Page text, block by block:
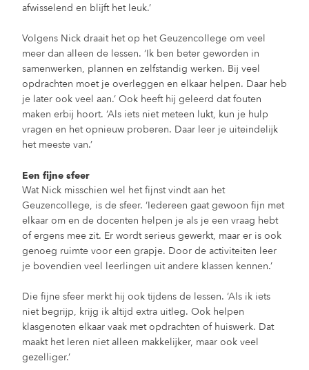
afwisselend en blijft het leuk.’
Volgens Nick draait het op het Geuzencollege om veel
meer dan alleen de lessen. ‘Ik ben beter geworden in
samenwerken, plannen en zelfstandig werken. Bij veel
opdrachten moet je overleggen en elkaar helpen. Daar heb
je later ook veel aan.’ Ook heeft hij geleerd dat fouten
maken erbij hoort. ‘Als iets niet meteen lukt, kun je hulp
vragen en het opnieuw proberen. Daar leer je uiteindelijk
het meeste van.’
Een fijne sfeer
Wat Nick misschien wel het fijnst vindt aan het
Geuzencollege, is de sfeer. ‘Iedereen gaat gewoon fijn met
elkaar om en de docenten helpen je als je een vraag hebt
of ergens mee zit. Er wordt serieus gewerkt, maar er is ook
genoeg ruimte voor een grapje. Door de activiteiten leer
je bovendien veel leerlingen uit andere klassen kennen.’
Die fijne sfeer merkt hij ook tijdens de lessen. ‘Als ik iets
niet begrijp, krijg ik altijd extra uitleg. Ook helpen
klasgenoten elkaar vaak met opdrachten of huiswerk. Dat
maakt het leren niet alleen makkelijker, maar ook veel
gezelliger.’